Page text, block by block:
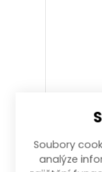
Soubory
analýze